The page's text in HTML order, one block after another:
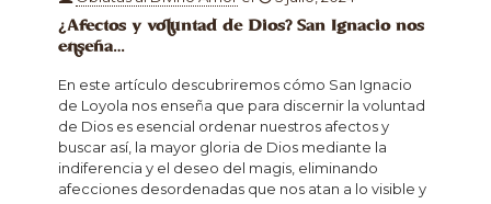
¿Afectos y voluntad de Dios? San Ignacio nos
enseña…
En este artículo descubriremos cómo San Ignacio
de Loyola nos enseña que para discernir la voluntad
de Dios es esencial ordenar nuestros afectos y
buscar así, la mayor gloria de Dios mediante la
indiferencia y el deseo del magis, eliminando
afecciones desordenadas que nos atan a lo visible y